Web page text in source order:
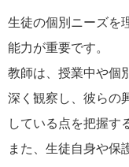
生徒の個別ニーズを
能力が重要です。
教師は、授業中や個
深く観察し、彼らの
している点を把握す
また、生徒自身や保